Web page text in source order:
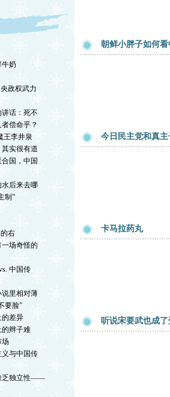
牛奶
政权武力
讲话：死不
偿命乎？
王李井泉
其实很有道
国，中国
水后来去哪
制”
的右
一场奇怪的
中国传
说里相对薄
要脸”
的差异
的辫子难
场
义与中国传
乏独立性——
朝鲜小胖子如何看
今日民主党和真
卡马拉药丸
听说宋要武也成